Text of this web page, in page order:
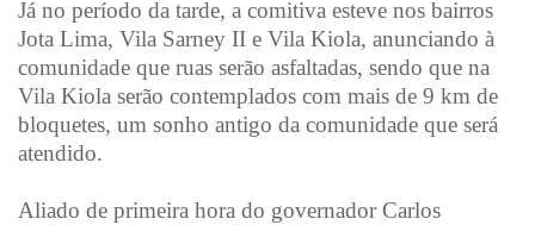
Já no período da tarde, a comitiva esteve nos bairros
Jota Lima, Vila Sarney II e Vila Kiola, anunciando à
comunidade que ruas serão asfaltadas, sendo que na
Vila Kiola serão contemplados com mais de 9 km de
bloquetes, um sonho antigo da comunidade que será
atendido.
Aliado de primeira hora do governador Carlos